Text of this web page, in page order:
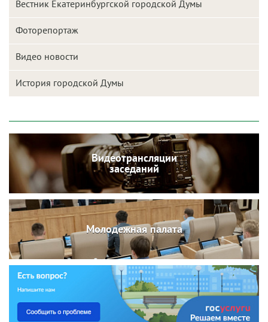
Вестник Екатеринбургской городской Думы
Фоторепортаж
Видео новости
История городской Думы
Видеотрансляции
заседаний
Молодежная палата